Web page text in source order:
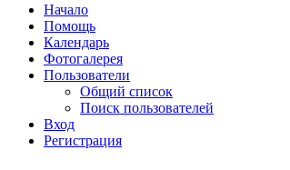
Начало
Помощь
Календарь
Фотогалерея
Пользователи
Общий список
Поиск пользователей
Вход
Регистрация